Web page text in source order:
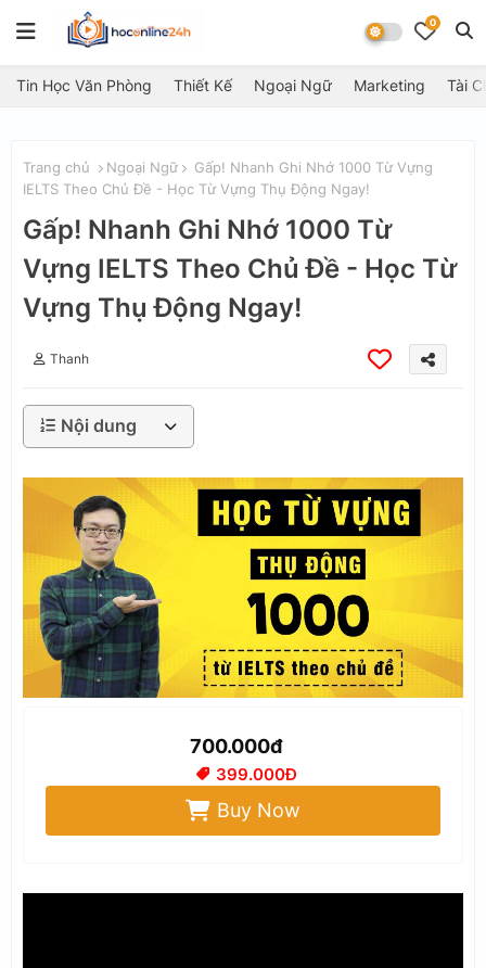
0
Tin Học Văn Phòng Thiết Kế Ngoại Ngữ Marketing Tài
Trang chủ Ngoại Ngữ
Gấp! Nhanh Ghi Nhớ 1000 Từ Vựng
IELTS Theo Chủ Đề - Học Từ Vựng Thụ Động Ngay!
Gấp! Nhanh Ghi Nhớ 1000 Từ
Vựng IELTS Theo Chủ Đề - Học Từ
Vựng Thụ Động Ngay!
Thanh
Nội dung
700.000đ
399.000Đ
Buy Now